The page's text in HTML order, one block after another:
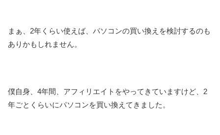
まぁ、2年くらい使えば、パソコンの買い換えを検討するのも
ありかもしれません。
僕自身、4年間、アフィリエイトをやってきていますけど、2
年ごとくらいにパソコンを買い換えてきました。